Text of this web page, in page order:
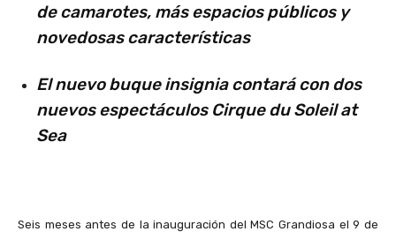
de camarotes, más espacios públicos y
novedosas características
El nuevo buque insignia contará con dos
nuevos espectáculos Cirque du Soleil at
Sea
Seis meses antes de la inauguración del MSC Grandiosa el 9 de